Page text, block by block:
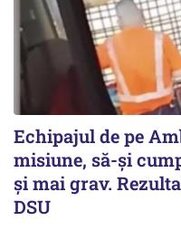
Echipajul de pe
misiune, să-și
și mai grav.
DSU